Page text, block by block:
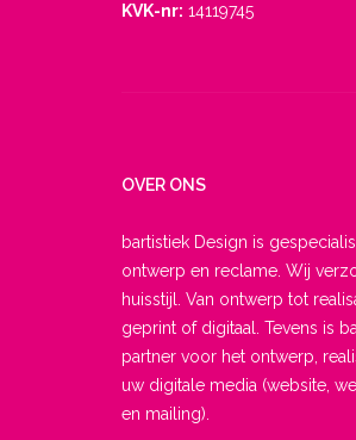
KVK-nr: 14119745
OVER ONS
bartistiek Design is
ontwerp en reclame. Wij
huisstijl. Van ontwerp tot
geprint of digitaal. Tevens is
partner voor het ontwerp,
uw digitale media (website,
en mailing).